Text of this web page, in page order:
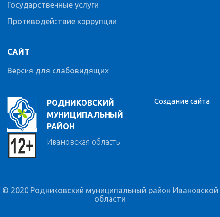
РОДНИКОВСКИЙ
МУНИЦИПАЛЬНЫЙ
РАЙОН
Ивановская область
Государственные услуги
Противодействие коррупции
САЙТ
Версия для слабовидящих
Создание сайта
© 2020 Родниковский муниципальный район Ивановской
области